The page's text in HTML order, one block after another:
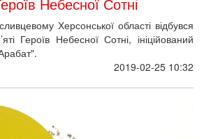
Херсонської області відбувся
Героїв Небесної Сотні, ініційований
2019-02-25 10:32